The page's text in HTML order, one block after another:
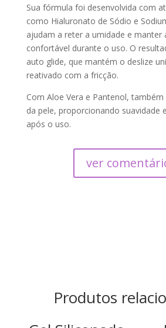
Sua fórmula foi desenvolvida com
como Hialuronato de Sódio e
ajudam a reter a umidade e manter
confortável durante o uso. O
auto glide, que mantém o deslize
reativado com a fricção.
Com Aloe Vera e Pantenol,
da pele, proporcionando suavidade
após o uso.
ver
Produtos